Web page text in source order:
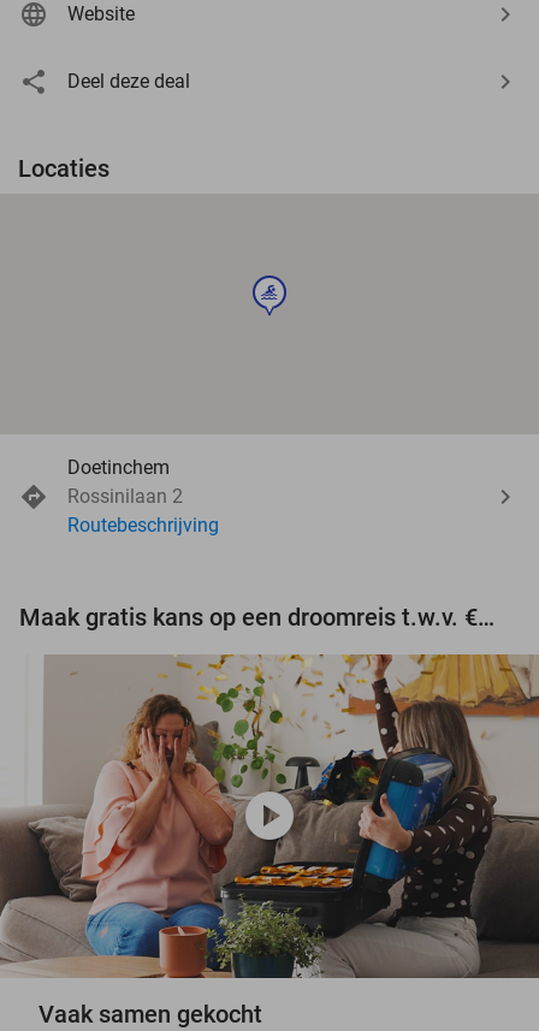
Website
Deel deze deal
Locaties
sport
Doetinchem
Rossinilaan 2
Routebeschrijving
Maak gratis kans op een droomreis t.w.v. €3.000!
play_circle
Vaak samen gekocht